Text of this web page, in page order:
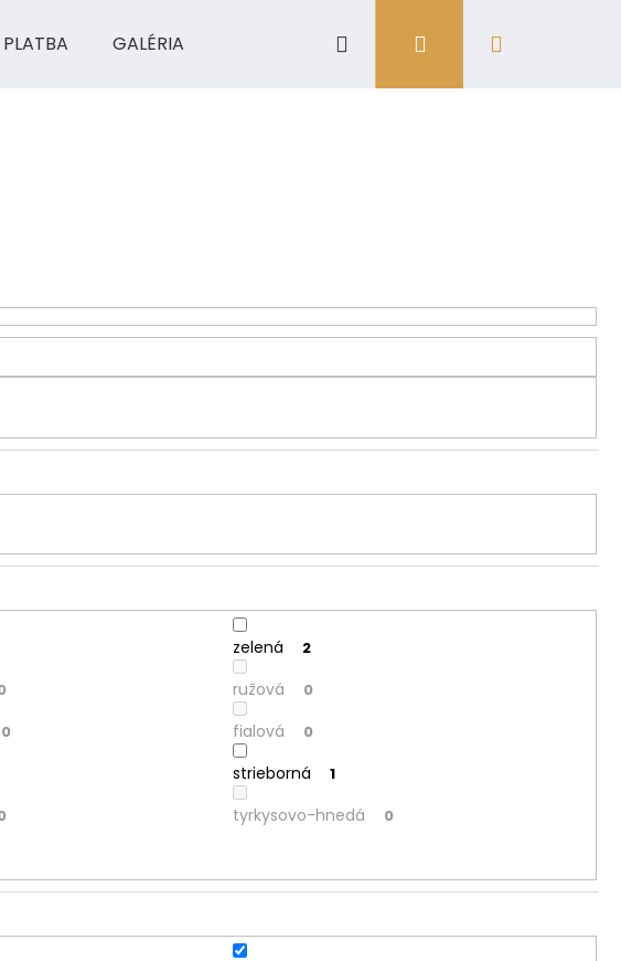
GALÉRIA Hľadať Prihlásenie
zelená 2
ružová 0
0 fialová 0
strieborná 1
tyrkysovo-hnedá 0